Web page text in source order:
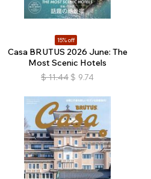
15% off
Casa BRUTUS 2026 June: The
Most Scenic Hotels
$ 11.44 $ 9.74